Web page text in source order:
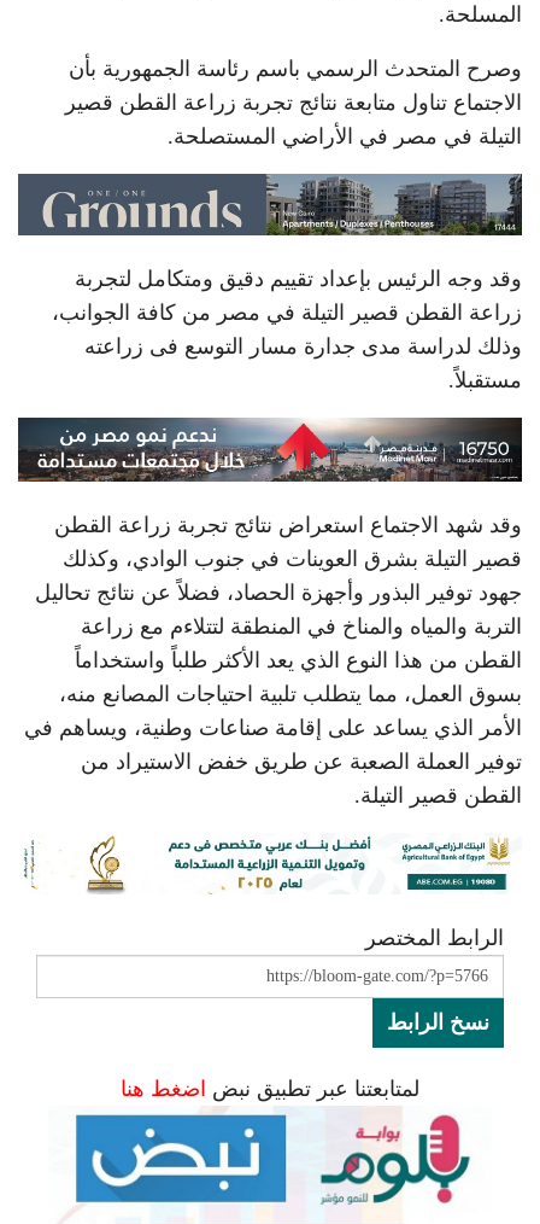
المسلحة.
وصرح المتحدث الرسمي باسم رئاسة الجمهورية بأن
الاجتماع تناول متابعة نتائج تجربة زراعة القطن قصير
التيلة في مصر في الأراضي المستصلحة.
وقد وجه الرئيس بإعداد تقييم دقيق ومتكامل لتجربة
زراعة القطن قصير التيلة في مصر من كافة الجوانب،
وذلك لدراسة مدى جدارة مسار التوسع فى زراعته
مستقبلاً.
وقد شهد الاجتماع استعراض نتائج تجربة زراعة القطن
قصير التيلة بشرق العوينات في جنوب الوادي، وكذلك
جهود توفير البذور وأجهزة الحصاد، فضلاً عن نتائج تحاليل
التربة والمياه والمناخ في المنطقة لتتلاءم مع زراعة
القطن من هذا النوع الذي يعد الأكثر طلباً واستخداماً
بسوق العمل، مما يتطلب تلبية احتياجات المصانع منه،
الأمر الذي يساعد على إقامة صناعات وطنية، ويساهم في
توفير العملة الصعبة عن طريق خفض الاستيراد من
القطن قصير التيلة.
الرابط المختصر
نسخ الرابط
لمتابعتنا عبر تطبيق نبض اضغط هنا